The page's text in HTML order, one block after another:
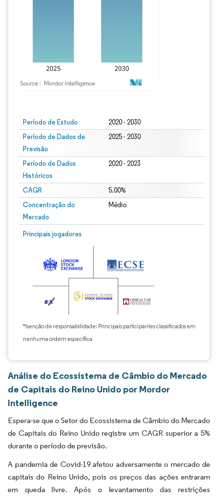
Período de Estudo 2020 - 2030
Período de Dados de
Previsão
2025 - 2030
Período de Dados
Históricos
2020 - 2023
CAGR 5.00%
Concentração do
Mercado
Médio
Principais jogadores
*Isenção de responsabilidade: Principais participantes classificados em
nenhuma ordem específica
Análise do Ecossistema de Câmbio do Mercado
de Capitais do Reino Unido por Mordor
Intelligence
Espera-se que o Setor do Ecossistema de Câmbio do Mercado
de Capitais do Reino Unido registre um CAGR superior a 5%
durante o período de previsão.
A pandemia de Covid-19 afetou adversamente o mercado de
capitais do Reino Unido, pois os preços das ações entraram
em queda livre. Após o levantamento das restrições